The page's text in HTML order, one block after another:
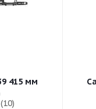
415 мм